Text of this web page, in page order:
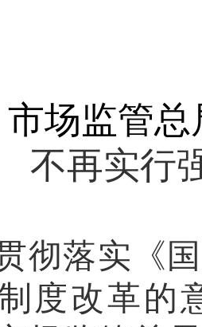
市场监管
不再实行
彻落实《
度改革的